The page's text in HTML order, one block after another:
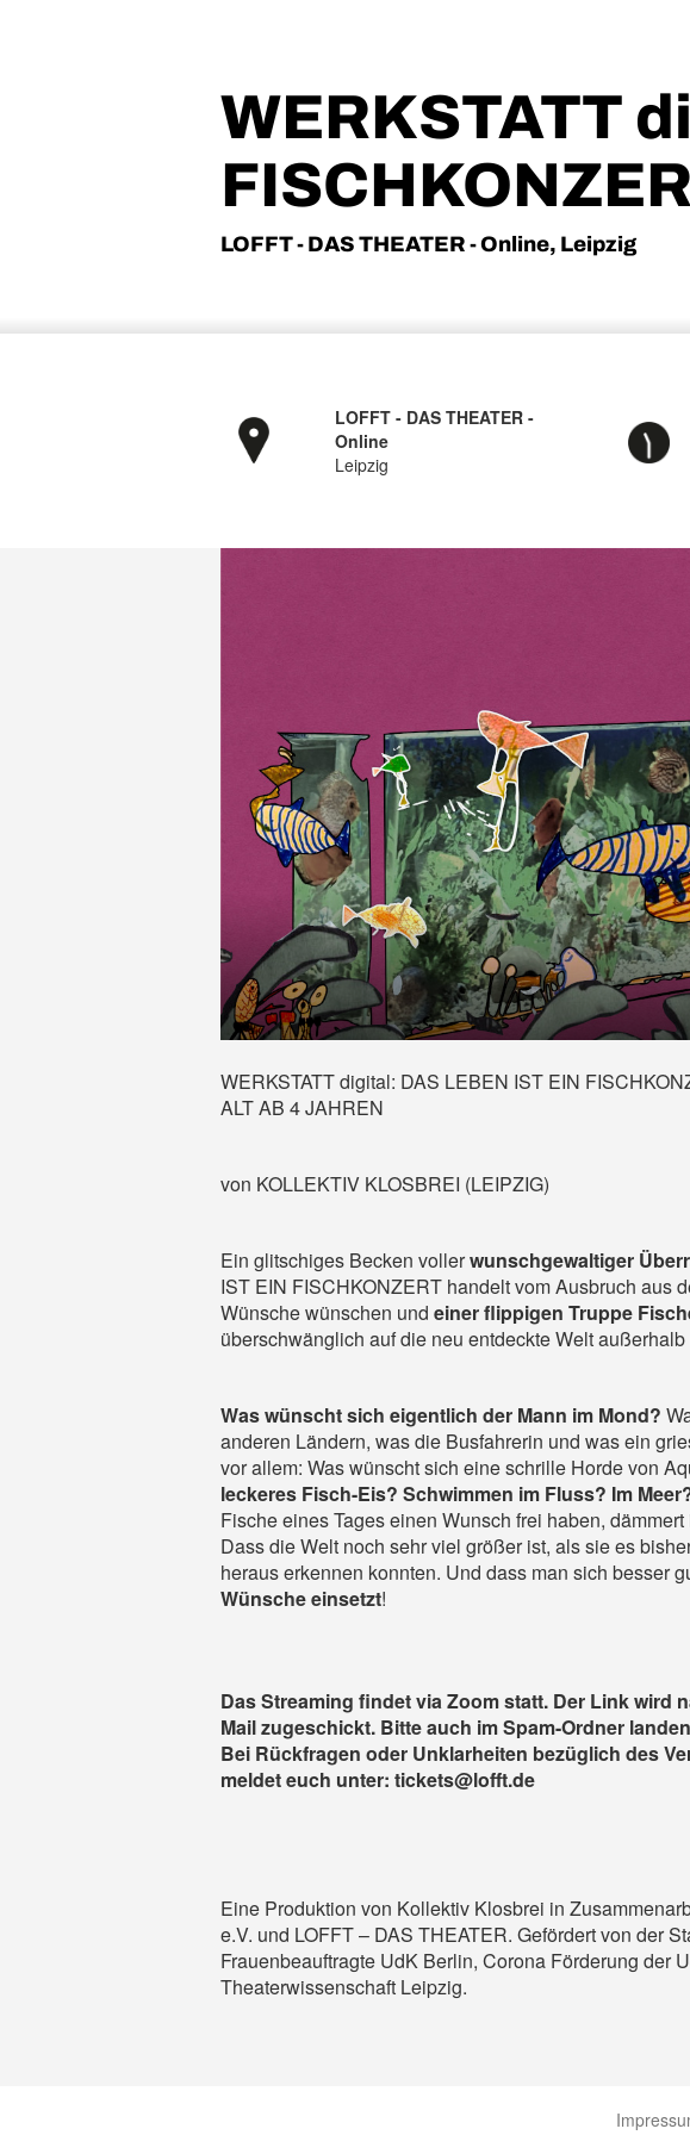
WERKSTATT
LOFFT - DAS THEATER - Online, Leipzig
LOFFT - DAS THEATER -
Online
Leipzig
WERKSTATT digital: DAS LEBEN IST EIN
ALT AB 4 JAHREN
von KOLLEKTIV KLOSBREI (LEIPZIG)
Ein glitschiges Becken vollerwunschgewaltiger
IST EIN FISCHKONZERT handelt vom Ausbruch aus
Wünsche wünschen und einer flippigen Truppe
überschwänglich auf die neu entdeckte Welt
Was wünscht sich eigentlich der Mann im Mond?
anderen Ländern, was die Busfahrerin und was ein
vor allem: Was wünscht sich eine schrille Hordevon
leckeres Fisch-Eis? Schwimmen im Fluss? Im
Fischeeines Tages einen Wunsch frei haben, dämmert
Dass die Welt noch sehr viel größer ist, als sie es
heraus erkennen konnten. Und dass man sich besser
Wünscheeinsetzt!
Das Streaming findet viaZoomstatt. Der Link wird
Mail zugeschickt. Bitte auch im Spam-Ordner
Bei Rückfragen oder Unklarheiten bezüglich des
meldet euch unter: tickets@lofft.de
Eine Produktion von Kollektiv Klosbrei in
e.V. und LOFFT – DAS THEATER. Gefördert von der
Frauenbeauftragte UdK Berlin, Corona Förderung der
Theaterwissenschaft Leipzig.